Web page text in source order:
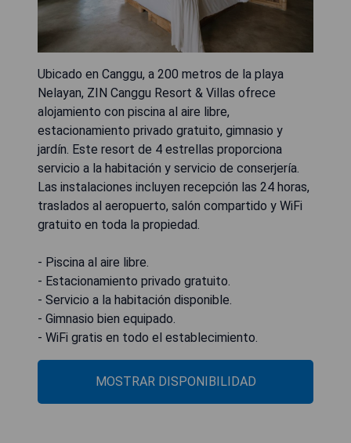
Ubicado en Canggu, a 200 metros de la playa
Nelayan, ZIN Canggu Resort & Villas ofrece
alojamiento con piscina al aire libre,
estacionamiento privado gratuito, gimnasio y
jardín. Este resort de 4 estrellas proporciona
servicio a la habitación y servicio de conserjería.
Las instalaciones incluyen recepción las 24 horas,
traslados al aeropuerto, salón compartido y WiFi
gratuito en toda la propiedad.
- Piscina al aire libre.
- Estacionamiento privado gratuito.
- Servicio a la habitación disponible.
- Gimnasio bien equipado.
- WiFi gratis en todo el establecimiento.
MOSTRAR DISPONIBILIDAD